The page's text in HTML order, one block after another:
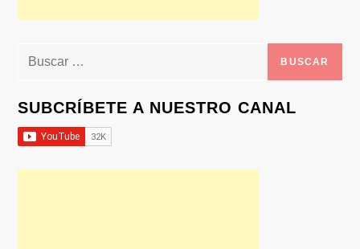
Buscar:
SUBCRÍBETE A NUESTRO CANAL